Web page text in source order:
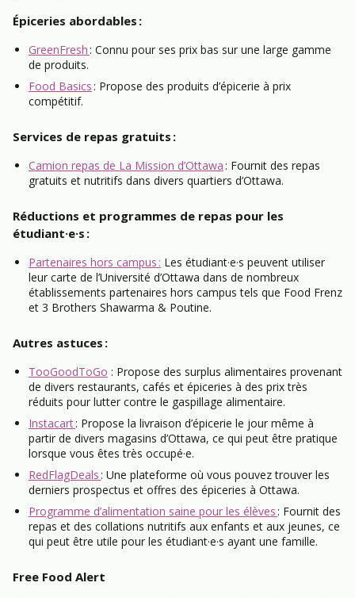
Épiceries abordables :
GreenFresh : Connu pour ses prix bas sur une large gamme
de produits.
Food Basics : Propose des produits d’épicerie à prix
compétitif.
Services de repas gratuits :
Camion repas de La Mission d’Ottawa : Fournit des repas
gratuits et nutritifs dans divers quartiers d’Ottawa.
Réductions et programmes de repas pour les
étudiant·e·s :
Partenaires hors campus : Les étudiant·e·s peuvent utiliser
leur carte de l’Université d’Ottawa dans de nombreux
établissements partenaires hors campus tels que Food Frenz
et 3 Brothers Shawarma & Poutine.
Autres astuces :
TooGoodToGo : Propose des surplus alimentaires provenant
de divers restaurants, cafés et épiceries à des prix très
réduits pour lutter contre le gaspillage alimentaire.
Instacart: Propose la livraison d’épicerie le jour même à
partir de divers magasins d’Ottawa, ce qui peut être pratique
lorsque vous êtes très occupé·e.
RedFlagDeals : Une plateforme où vous pouvez trouver les
derniers prospectus et offres des épiceries à Ottawa.
Programme d’alimentation saine pour les élèves : Fournit des
repas et des collations nutritifs aux enfants et aux jeunes, ce
qui peut être utile pour les étudiant·e·s ayant une famille.
Free Food Alert